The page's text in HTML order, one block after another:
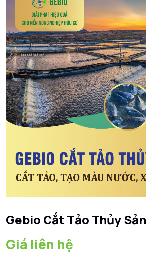
Gebio Cắt Tảo Thủy Sản
Giá liên hệ